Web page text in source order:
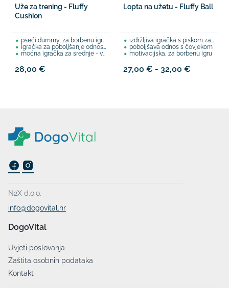
Uže za trening - Fluffy
Cushion
pseći dummy, za borbenu igru
igračka za poboljšanje odnosa s čovjekom
moćna igračka za srednje - velike pse
28,00 €
Lopta na užetu - Fluffy Ball
izdržljiva igračka s piskom za dinamičnu igru
poboljšava odnos s čovjekom
motivacijska, za borbenu igru
27,00 € - 32,00 €
N2X d.o.o.
info@dogovital.hr
DogoVital
Uvjeti poslovanja
Zaštita osobnih podataka
Kontakt